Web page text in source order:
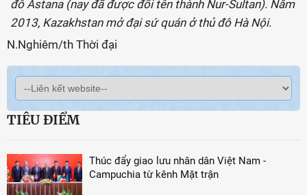
đô Astana (nay đã được đổi tên thành Nur-Sultan). Năm
2013, Kazakhstan mở đại sứ quán ở thủ đô Hà Nội.
N.Nghiêm/th Thời đại
TIÊU ĐIỂM
Thúc đẩy giao lưu nhân dân Việt Nam -
Campuchia từ kênh Mặt trận